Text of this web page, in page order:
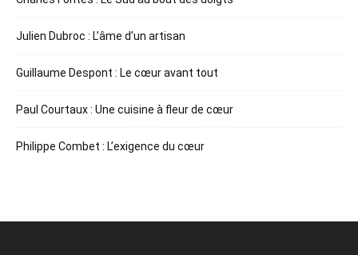
Julien Dubroc : L’âme d’un artisan
Guillaume Despont : Le cœur avant tout
Paul Courtaux : Une cuisine à fleur de cœur
Philippe Combet : L’exigence du cœur